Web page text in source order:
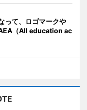
って、ロゴマークや
（All education ac